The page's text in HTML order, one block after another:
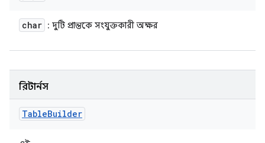
char : দুটি প্রান্তকে সংযুক্তকারী অক্ষর
রিটার্নস
TableBuilder